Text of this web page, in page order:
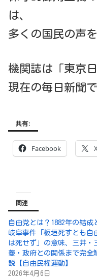
は、
多くの国民の声
機関誌は「東京
現在の毎日新聞で
共有:
Facebook
関連
自由党とは？1882年の結成
岐阜事件「板垣死すとも自
は死せず」の意味、三井・
菱・政府との関係まで完全
説【自由民権運動】
2026年4月6日